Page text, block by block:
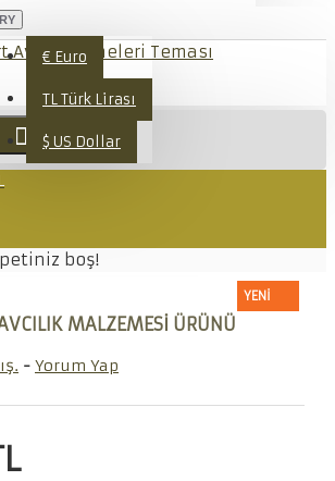
€ Euro
TLTürk Lirası
$ US Dollar
boş!
YENI
MALZEMESI ÜRÜNÜ
- Yorum Yap